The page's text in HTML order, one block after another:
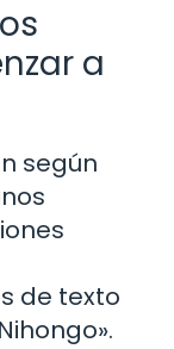
a
según
de texto